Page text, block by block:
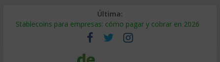
Última:
Stablecoins para empresas: cómo pagar y cobrar en 2026
Despido silencioso: qué es y por qué sale tan caro
IA en selección de personal: cómo auditarla a tiempo
Trabajo forzoso en la cadena de suministro: qué hacer